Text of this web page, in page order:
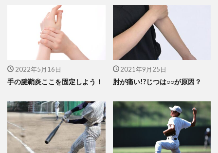
2022年5月16日
手の腱鞘炎ここを固定しよう！
2021年9月25日
肘が痛い!?じつは○○が原因？